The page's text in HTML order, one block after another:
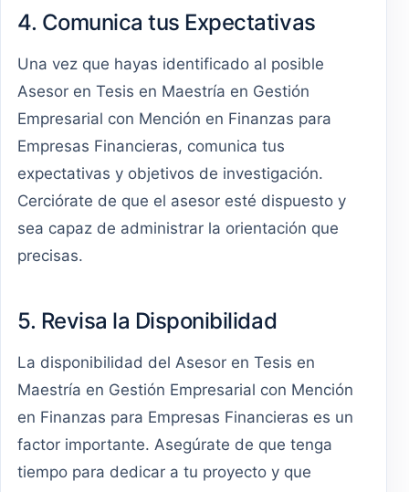
4. Comunica tus Expectativas
Una vez que hayas identificado al posible
Asesor en Tesis en Maestría en Gestión
Empresarial con Mención en Finanzas para
Empresas Financieras, comunica tus
expectativas y objetivos de investigación.
Cerciórate de que el asesor esté dispuesto y
sea capaz de administrar la orientación que
precisas.
5. Revisa la Disponibilidad
La disponibilidad del Asesor en Tesis en
Maestría en Gestión Empresarial con Mención
en Finanzas para Empresas Financieras es un
factor importante. Asegúrate de que tenga
tiempo para dedicar a tu proyecto y que